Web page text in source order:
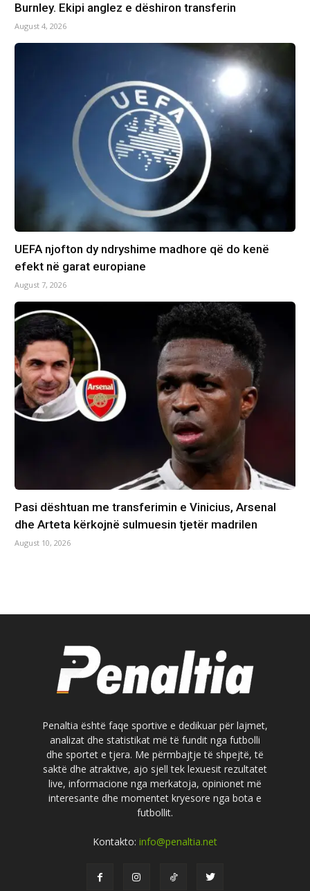
Burnley. Ekipi anglez e dëshiron transferin
August 4, 2026
UEFA njofton dy ndryshime madhore që do kenë
efekt në garat europiane
August 7, 2026
Pasi dështuan me transferimin e Vinicius, Arsenal
dhe Arteta kërkojnë sulmuesin tjetër madrilen
August 10, 2026
Penaltia është faqe sportive e dedikuar për lajmet,
analizat dhe statistikat më të fundit nga futbolli
dhe sportet e tjera. Me përmbajtje të shpejtë, të
saktë dhe atraktive, ajo sjell tek lexuesit rezultatet
live, informacione nga merkatoja, opinionet më
interesante dhe momentet kryesore nga bota e
futbollit.
Kontakto: info@penaltia.net